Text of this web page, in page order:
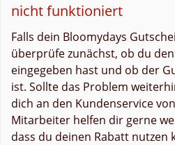
nicht funktioniert
Falls dein Bloomydays
überprüfe zunächst, ob du
eingegeben hast und ob der
ist. Sollte das Problem
dich an den Kundenservice
Mitarbeiter helfen dir gerne
dass du deinen Rabatt nutzen